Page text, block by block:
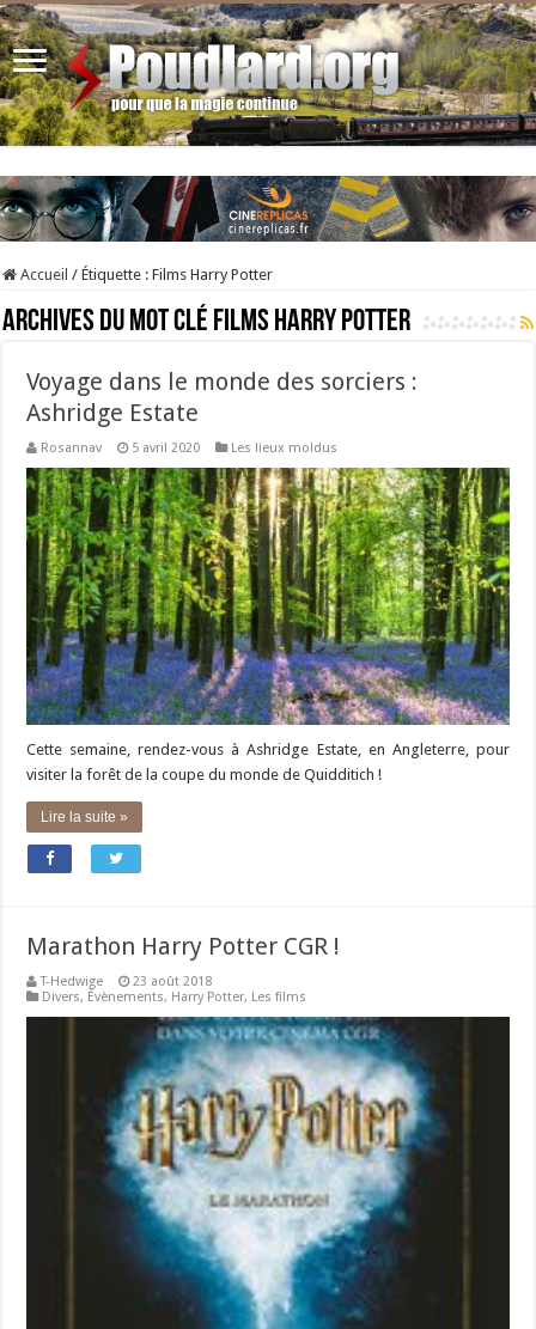
Accueil / Étiquette :Films Harry Potter
Archives du mot clé Films Harry Potter
Voyage dans le monde des sorciers :
Ashridge Estate
Rosannav 5 avril 2020 Les lieux moldus
Cette semaine, rendez-vous à Ashridge Estate, en Angleterre, pour
visiter la forêt de la coupe du monde de Quidditich !
Lire la suite »
Marathon Harry Potter CGR !
T-Hedwige
23 août 2018
Divers, Évènements, Harry Potter, Les films